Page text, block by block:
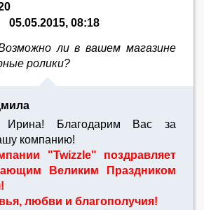
05.05.2015, 08:18
ли в вашем магазине
ролики?
Ирина! Благодарим Вас за
компанию!
"Twizzle" поздравляет
Великим Праздником
любви и благополучия!